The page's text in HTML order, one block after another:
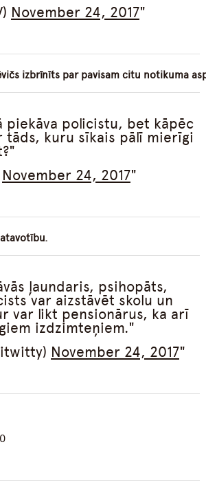
November 24, 2017
izbrīnīts par pavisam citu notikuma
piekāva policistu, bet kāpēc
tāds, kuru sīkais pālī mierīgi
November 24, 2017
ļaundaris, psihopāts,
var aizstāvēt skolu un
var likt pensionārus, ka arī
izdzimteņiem.
November 24, 2017